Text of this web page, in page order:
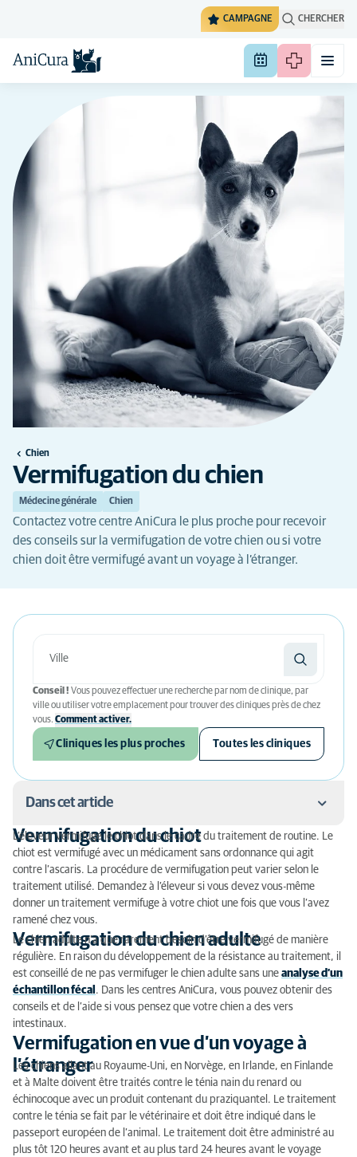
CAMPAGNE CHERCHER
Chien
Vermifugation du chien
Médecine générale Chien
Contactez votre centre AniCura le plus proche pour recevoir
des conseils sur la vermifugation de votre chien ou si votre
chien doit être vermifugé avant un voyage à l’étranger.
Conseil ! Vous pouvez effectuer une recherche par nom de clinique, par
ville ou utiliser votre emplacement pour trouver des cliniques près de chez
vous. Comment activer.
Cliniques les plus proches Toutes les cliniques
Dans cet article
Vermifugation du chiot
Vermifugation du chien adulte
Vermifugation en vue d’un voyage à l’étranger
Vermifugation du chiot
L’éleveur vermifuge le chiot dans le cadre du traitement de routine. Le
chiot est vermifugé avec un médicament sans ordonnance qui agit
contre l’ascaris. La procédure de vermifugation peut varier selon le
traitement utilisé. Demandez à l’éleveur si vous devez vous-même
donner un traitement vermifuge à votre chiot une fois que vous l’avez
ramené chez vous.
Vermifugation du chien adulte
Le chien adulte n’a que rarement besoin d’être vermifugé de manière
régulière. En raison du développement de la résistance au traitement, il
est conseillé de ne pas vermifuger le chien adulte sans une analyse d’un
échantillon fécal . Dans les centres AniCura, vous pouvez obtenir des
conseils et de l’aide si vous pensez que votre chien a des vers
intestinaux.
Vermifugation en vue d’un voyage à
l’étranger
Les chiens allant au Royaume-Uni, en Norvège, en Irlande, en Finlande
et à Malte doivent être traités contre le ténia nain du renard ou
échinocoque avec un produit contenant du praziquantel. Le traitement
contre le ténia se fait par le vétérinaire et doit être indiqué dans le
passeport européen de l’animal. Le traitement doit être administré au
plus tôt 120 heures avant et au plus tard 24 heures avant le voyage